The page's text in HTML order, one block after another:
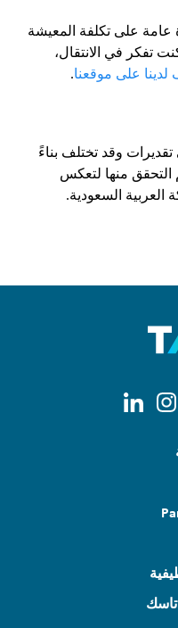
عامة على تكلفة المعيشة
تفكر في الانتقال،
على موقعنا.
وقد تختلف بناءً
منها لتعكس
العربية السعودية.